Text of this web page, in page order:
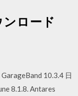
ロード
10.3.4 日
8.1.8. Antares